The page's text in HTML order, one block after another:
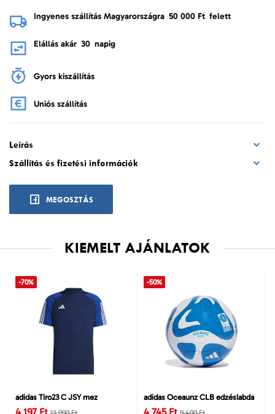
Ingyenes szállítás Magyarországra 50 000 Ft felett
Elállás akár 30 napig
Gyors kiszállítás
Uniós szállítás
Leírás
Szállítás és fizetési információk
MEGOSZTÁS
KIEMELT AJÁNLATOK
-70%
adidas Tiro23 C JSY mez
-50%
adidas Oceaunz CLB edzéslabda